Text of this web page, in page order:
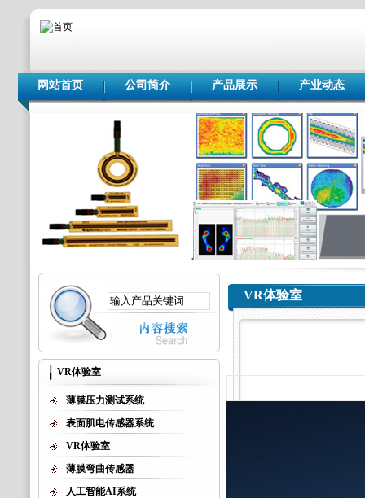
网站首页 公司简介 产品展示 产业动态
VR体验室
薄膜压力测试系统
表面肌电传感器系统
VR体验室
薄膜弯曲传感器
人工智能AI系统
VR体验室